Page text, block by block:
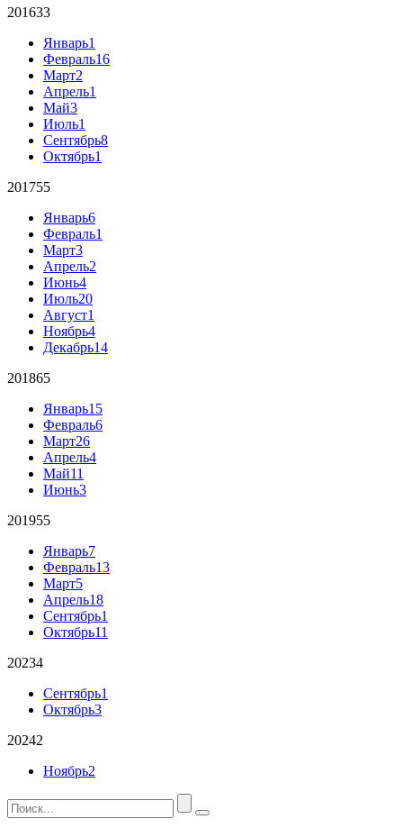
201633
Январь1
Февраль16
Март2
Апрель1
Май3
Июль1
Сентябрь8
Октябрь1
201755
Январь6
Февраль1
Март3
Апрель2
Июнь4
Июль20
Август1
Ноябрь4
Декабрь14
201865
Январь15
Февраль6
Март26
Апрель4
Май11
Июнь3
201955
Январь7
Февраль13
Март5
Апрель18
Сентябрь1
Октябрь11
20234
Сентябрь1
Октябрь3
20242
Ноябрь2